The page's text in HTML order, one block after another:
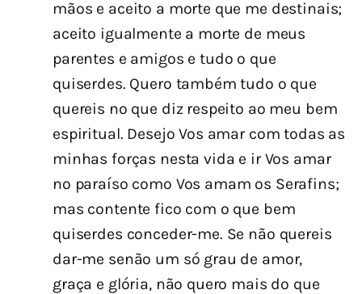
mãos e aceito a morte que me destinais;
aceito igualmente a morte de meus
parentes e amigos e tudo o que
quiserdes. Quero também tudo o que
quereis no que diz respeito ao meu bem
espiritual. Desejo Vos amar com todas as
minhas forças nesta vida e ir Vos amar
no paraíso como Vos amam os Serafins;
mas contente fico com o que bem
quiserdes conceder-me. Se não quereis
dar-me senão um só grau de amor,
graça e glória, não quero mais do que